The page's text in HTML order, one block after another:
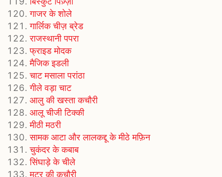
गाजर के शोले
गार्लिक चीज़ ब्रेड
राजस्‍थानी पपरा
फ्राइड मोदक
मैजिक इडली
चाट मसाला परांठा
गीले वड़ा चाट
आलु की खस्ता कचौरी
आलू चीजी टिक्की
मीठी मठरी
सामक आटा और लालकद्दू के मीठे मफ़िन
चुकंदर के कबाब
सिंघाड़े के चीले
मटर की कचौरी